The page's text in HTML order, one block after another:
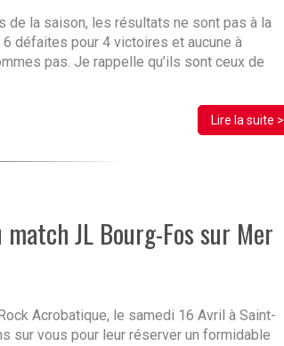
de la saison, les résultats ne sont pas à la
défaites pour 4 victoires et aucune à
pas. Je rappelle qu’ils sont ceux de
Lire la suite >
JL Bourg-Fos sur Mer
Acrobatique, le samedi 16 Avril à Saint-
sur vous pour leur réserver un formidable